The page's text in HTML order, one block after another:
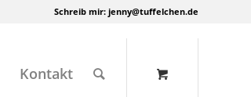
Schreib mir: jenny@tuffelchen.de
Kontakt